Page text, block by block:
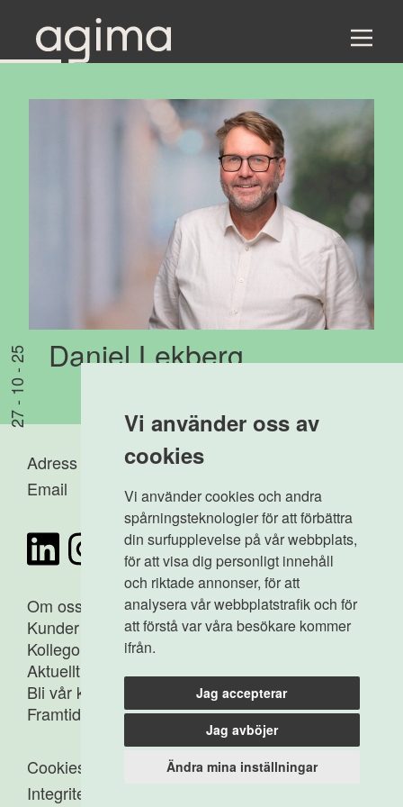
Vi använder oss av
cookies
Vi använder cookies och andra
spårningsteknologier för att förbättra
din surfupplevelse på vår webbplats,
för att visa dig personligt innehåll
och riktade annonser, för att
analysera vår webbplatstrafik och för
att förstå var våra besökare kommer
ifrån.
Jag accepterar
Jag avböjer
Ändra mina inställningar
Daniel Lekberg
27 - 10 - 25
Adress
Karlavägen 112
Email
info@agima.se
Cookies
Integritetspolicy
Om oss
Kunder
Kollegor
Aktuellt
Bli vår kollega
Framtidens medborgare